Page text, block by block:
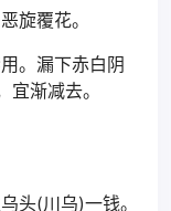
旋覆花。
。漏下赤白阴
渐减去。
头(川乌)一钱。